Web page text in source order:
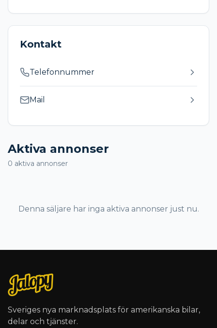
Kontakt
Telefonnummer
Mail
Aktiva annonser
0 aktiva annonser
Denna säljare har inga aktiva annonser just nu.
Sveriges nya marknadsplats för amerikanska bilar,
delar och tjänster.